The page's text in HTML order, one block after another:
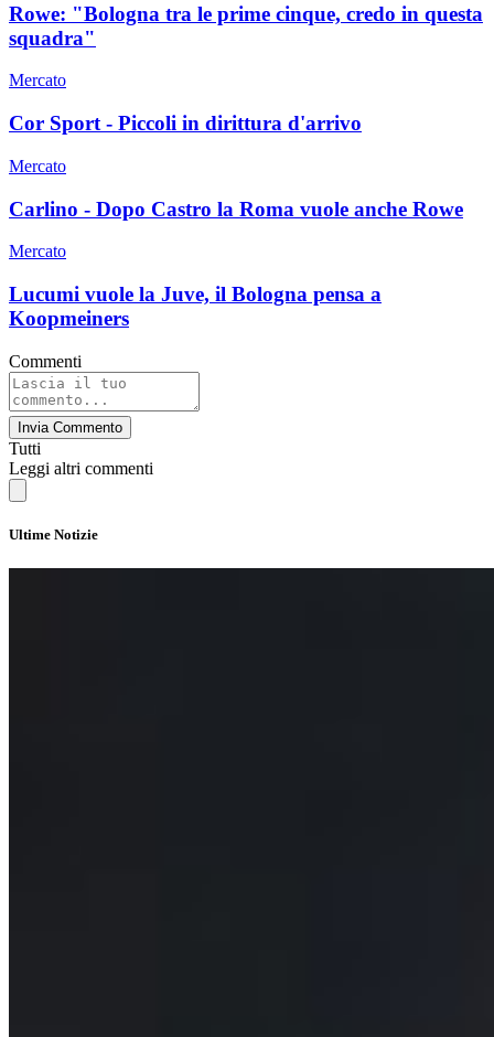
Rowe: "Bologna tra le prime cinque, credo in questa
squadra"
Mercato
Cor Sport - Piccoli in dirittura d'arrivo
Mercato
Carlino - Dopo Castro la Roma vuole anche Rowe
Mercato
Lucumi vuole la Juve, il Bologna pensa a
Koopmeiners
Commenti
Invia Commento
Tutti
Leggi altri commenti
Ultime Notizie